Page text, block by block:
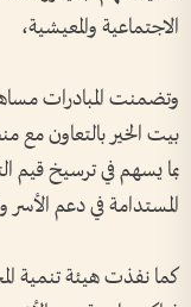
الاجتماعية والمعيشية،
بيت الخير بالتعاون مع
بما يسهم في ترسيخ قيم
المستدامة في دعم الأسر